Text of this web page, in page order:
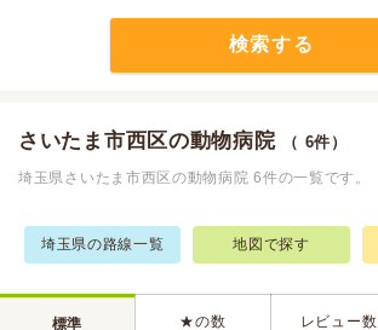
検索する
さいたま市西区の動物病院 （ 6件）
埼玉県さいたま市西区の動物病院 6件の一覧です。
埼玉県の路線一覧 地図で探す
標準 ★の数 レビュー数